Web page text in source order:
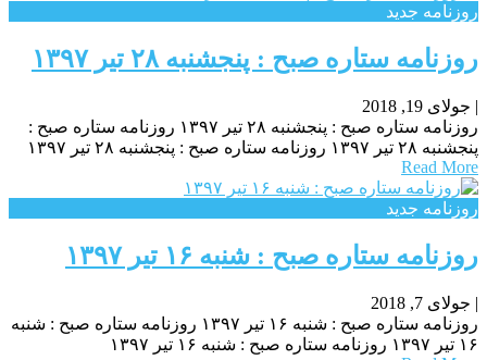
روزنامه جدید
روزنامه ستاره صبح : پنجشنبه ۲۸ تیر ۱۳۹۷
| جولای 19, 2018
روزنامه ستاره صبح : پنجشنبه ۲۸ تیر ۱۳۹۷ روزنامه ستاره صبح :
پنجشنبه ۲۸ تیر ۱۳۹۷ روزنامه ستاره صبح : پنجشنبه ۲۸ تیر ۱۳۹۷
Read More
روزنامه جدید
روزنامه ستاره صبح : شنبه ۱۶ تیر ۱۳۹۷
| جولای 7, 2018
روزنامه ستاره صبح : شنبه ۱۶ تیر ۱۳۹۷ روزنامه ستاره صبح : شنبه
۱۶ تیر ۱۳۹۷ روزنامه ستاره صبح : شنبه ۱۶ تیر ۱۳۹۷